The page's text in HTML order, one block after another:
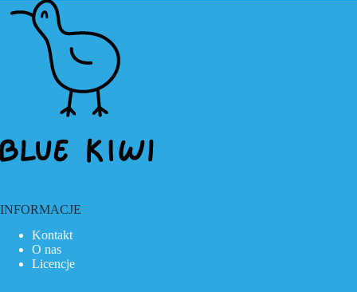
INFORMACJE
Kontakt
O nas
Licencje